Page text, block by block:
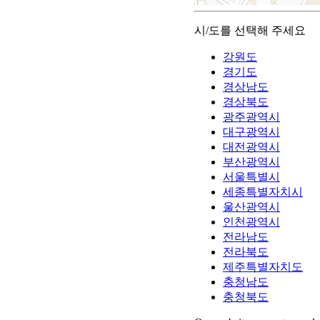
시/도를 선택해 주세요
강원도
경기도
경상남도
경상북도
광주광역시
대구광역시
대전광역시
부산광역시
서울특별시
세종특별자치시
울산광역시
인천광역시
전라남도
전라북도
제주특별자치도
충청남도
충청북도